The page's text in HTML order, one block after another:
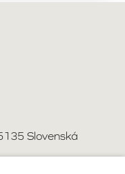
Slovenská